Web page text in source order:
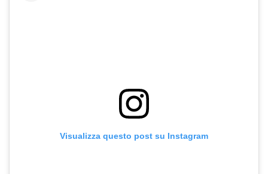
Visualizza questo post su Instagram